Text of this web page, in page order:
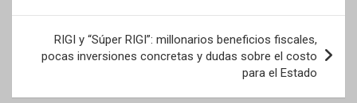
entradas
RIGI y “Súper RIGI”: millonarios beneficios fiscales,
pocas inversiones concretas y dudas sobre el costo
para el Estado